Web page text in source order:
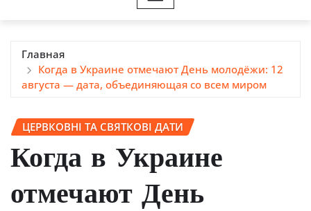
Главная
Когда в Украине отмечают День молодёжи: 12
августа — дата, объединяющая со всем миром
ЦЕРВКОВНІ ТА СВЯТКОВІ ДАТИ
Когда в Украине
отмечают День